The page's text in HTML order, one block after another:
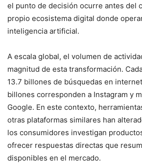
el punto de decisión ocurre antes del
propio ecosistema digital donde
inteligencia artificial.
A escala global, el volumen de
magnitud de esta transformación.
13.7 billones de búsquedas en
billones corresponden a Instagram y
Google. En este contexto,
otras plataformas similares han
los consumidores investigan
ofrecer respuestas directas que
disponibles en el mercado.